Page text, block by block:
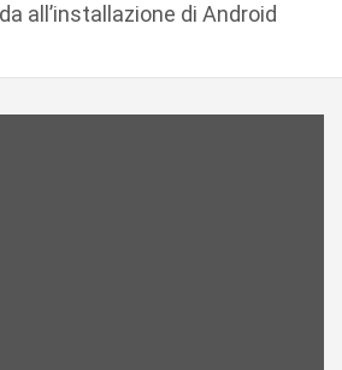
all’installazione di Android